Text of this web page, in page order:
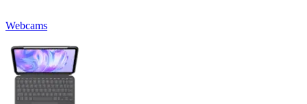
Webcams